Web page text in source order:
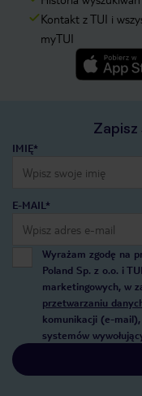
Kontakt z TUI i
myTUI
IMIĘ*
E-MAIL*
Wyrażam zgodę na
Poland Sp. z o.o. i
marketingowych, w
przetwarzaniu
komunikacji (e-
systemów